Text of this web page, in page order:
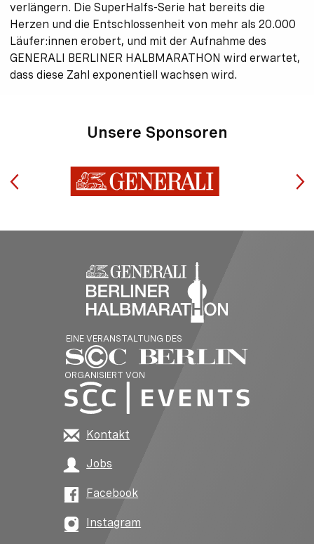
verlängern. Die SuperHalfs-Serie hat bereits die
Herzen und die Entschlossenheit von mehr als 20.000
Läufer:innen erobert, und mit der Aufnahme des
GENERALI BERLINER HALBMARATHON wird erwartet,
dass diese Zahl exponentiell wachsen wird.
Unsere Sponsoren
EINE VERANSTALTUNG DES
ORGANISIERT VON
Kontakt
Jobs
Facebook
Instagram